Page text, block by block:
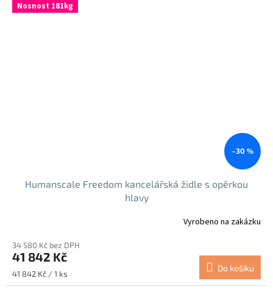
Nosnost 181kg
–30 %
Humanscale Freedom kancelářská židle s opěrkou
hlavy
Vyrobeno na zakázku
34 580 Kč bez DPH
41 842 Kč
Měrná
cena:
41 842 Kč / 1 ks
Do košíku